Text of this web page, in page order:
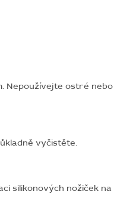
Nepoužívejte ostré
vyčistěte.
silikonových nožiček